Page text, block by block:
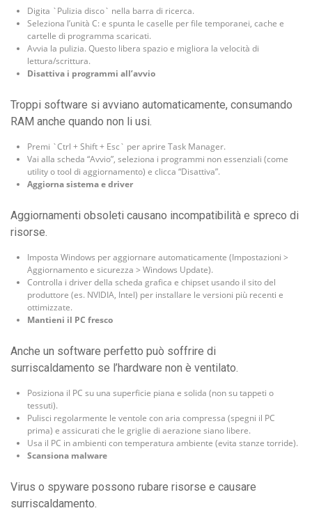
Digita `Pulizia disco` nella barra di ricerca.
Seleziona l’unità C: e spunta le caselle per file temporanei, cache e
cartelle di programma scaricati.
Avvia la pulizia. Questo libera spazio e migliora la velocità di
lettura/scrittura.
Disattiva i programmi all’avvio
Troppi software si avviano automaticamente, consumando
RAM anche quando non li usi.
Premi `Ctrl + Shift + Esc` per aprire Task Manager.
Vai alla scheda “Avvio”, seleziona i programmi non essenziali (come
utility o tool di aggiornamento) e clicca “Disattiva”.
Aggiorna sistema e driver
Aggiornamenti obsoleti causano incompatibilità e spreco di
risorse.
Imposta Windows per aggiornare automaticamente (Impostazioni >
Aggiornamento e sicurezza > Windows Update).
Controlla i driver della scheda grafica e chipset usando il sito del
produttore (es. NVIDIA, Intel) per installare le versioni più recenti e
ottimizzate.
Mantieni il PC fresco
Anche un software perfetto può soffrire di
surriscaldamento se l’hardware non è ventilato.
Posiziona il PC su una superficie piana e solida (non su tappeti o
tessuti).
Pulisci regolarmente le ventole con aria compressa (spegni il PC
prima) e assicurati che le griglie di aerazione siano libere.
Usa il PC in ambienti con temperatura ambiente (evita stanze torride).
Scansiona malware
Virus o spyware possono rubare risorse e causare
surriscaldamento.